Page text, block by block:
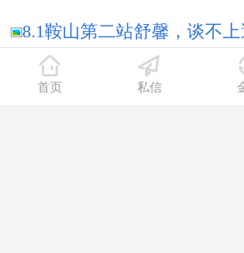
8.1鞍山第二站舒馨，谈不
2026/8/1 14:19:00
首页 私信